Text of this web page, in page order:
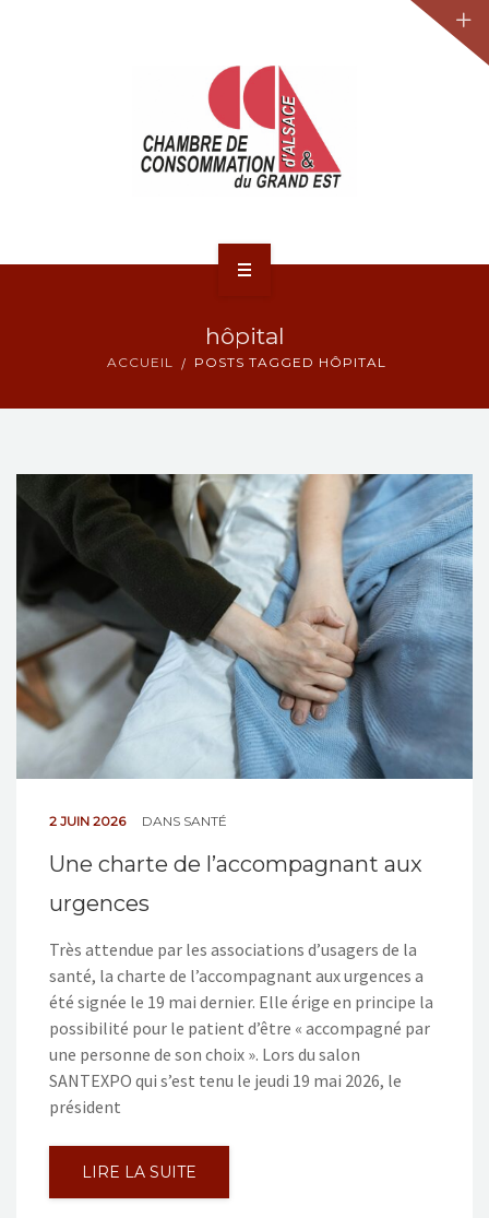
NOS ACTIONS
CONTACT
hôpital
ACCUEIL POSTS TAGGED HÔPITAL
2 JUIN 2026 DANS SANTÉ
Une charte de l’accompagnant aux
urgences
Très attendue par les associations d’usagers de la
santé, la charte de l’accompagnant aux urgences a
été signée le 19 mai dernier. Elle érige en principe la
possibilité pour le patient d’être « accompagné par
une personne de son choix ». Lors du salon
SANTEXPO qui s’est tenu le jeudi 19 mai 2026, le
président
LIRE LA SUITE